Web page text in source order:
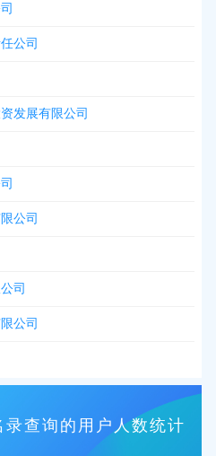
公司
发展有限公司
公司
司
公司
查询的用户人数统计